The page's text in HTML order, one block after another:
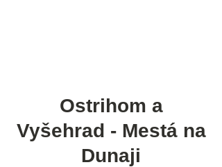
Ostrihom a
Vyšehrad - Mestá na
Dunaji